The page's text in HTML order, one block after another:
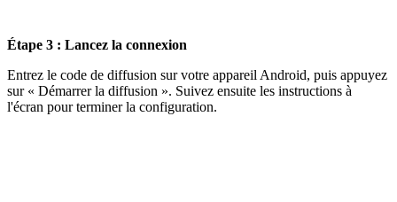
Étape 3 : Lancez la connexion
Entrez le code de diffusion sur votre appareil Android, puis appuyez
sur « Démarrer la diffusion ». Suivez ensuite les instructions à
l'écran pour terminer la configuration.